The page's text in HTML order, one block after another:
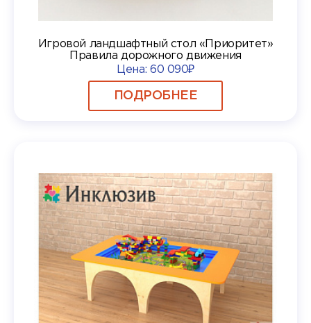
Игровой ландшафтный стол «Приоритет»
Правила дорожного движения
Цена:60 090₽
ПОДРОБНЕЕ